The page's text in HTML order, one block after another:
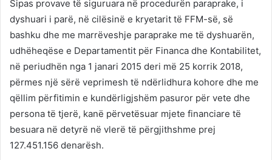
Sipas provave të siguruara në procedurën paraprake, i
dyshuari i parë, në cilësinë e kryetarit të FFM-së, së
bashku dhe me marrëveshje paraprake me të dyshuarën,
udhëheqëse e Departamentit për Financa dhe Kontabilitet,
në periudhën nga 1 janari 2015 deri më 25 korrik 2018,
përmes një sërë veprimesh të ndërlidhura kohore dhe me
qëllim përfitimin e kundërligjshëm pasuror për vete dhe
persona të tjerë, kanë përvetësuar mjete financiare të
besuara në detyrë në vlerë të përgjithshme prej
127.451.156 denarësh.